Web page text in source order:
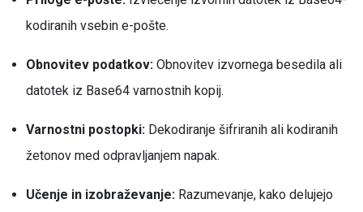
kodiranih vsebin e-pošte.
Obnovitev podatkov: Obnovitev izvornega besedila ali
datotek iz Base64 varnostnih kopij.
Varnostni postopki: Dekodiranje šifriranih ali kodiranih
žetonov med odpravljanjem napak.
Učenje in izobraževanje: Razumevanje, kako delujejo